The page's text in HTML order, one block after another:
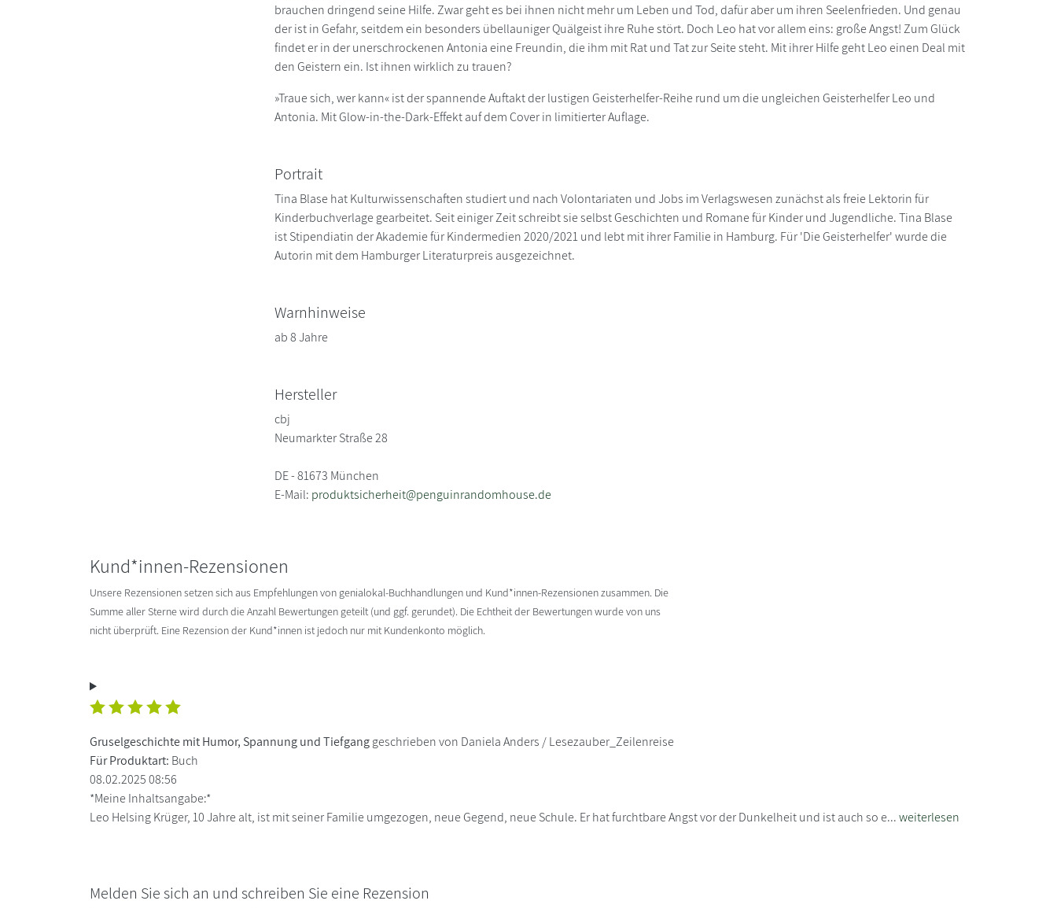
brauchen dringend seine Hilfe. Zwar geht es bei ihnen nicht mehr um Leben und Tod, dafür aber um ihren Seelenfrieden. Und genau
der ist in Gefahr, seitdem ein besonders übellauniger Quälgeist ihre Ruhe stört. Doch Leo hat vor allem eins: große Angst! Zum Glück
findet er in der unerschrockenen Antonia eine Freundin, die ihm mit Rat und Tat zur Seite steht. Mit ihrer Hilfe geht Leo einen Deal mit
den Geistern ein. Ist ihnen wirklich zu trauen?
»Traue sich, wer kann« ist der spannende Auftakt der lustigen Geisterhelfer-Reihe rund um die ungleichen Geisterhelfer Leo und
Antonia. Mit Glow-in-the-Dark-Effekt auf dem Cover in limitierter Auflage.
Portrait
Tina Blase hat Kulturwissenschaften studiert und nach Volontariaten und Jobs im Verlagswesen zunächst als freie Lektorin für
Kinderbuchverlage gearbeitet. Seit einiger Zeit schreibt sie selbst Geschichten und Romane für Kinder und Jugendliche. Tina Blase
ist Stipendiatin der Akademie für Kindermedien 2020/2021 und lebt mit ihrer Familie in Hamburg. Für 'Die Geisterhelfer' wurde die
Autorin mit dem Hamburger Literaturpreis ausgezeichnet.
Warnhinweise
ab 8 Jahre
Hersteller
cbj
Neumarkter Straße 28
DE - 81673 München
E-Mail: produktsicherheit@penguinrandomhouse.de
Kund*innen-Rezensionen
Unsere Rezensionen setzen sich aus Empfehlungen von genialokal-Buchhandlungen und Kund*innen-Rezensionen zusammen. Die
Summe aller Sterne wird durch die Anzahl Bewertungen geteilt (und ggf. gerundet). Die Echtheit der Bewertungen wurde von uns
nicht überprüft. Eine Rezension der Kund*innen ist jedoch nur mit Kundenkonto möglich.
Gruselgeschichte mit Humor, Spannung und Tiefganggeschrieben von Daniela Anders / Lesezauber_Zeilenreise
Für Produktart: Buch
08.02.2025 08:56
*Meine Inhaltsangabe:*
Leo Helsing Krüger, 10 Jahre alt, ist mit seiner Familie umgezogen, neue Gegend, neue Schule. Er hat furchtbare Angst vor der Dunkelheit und ist auch so e...weiterlesen
Melden Sie sich an und schreiben Sie eine Rezension